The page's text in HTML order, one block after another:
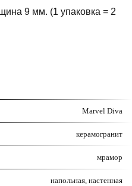
9 мм. (1 упаковка = 2
Marvel Diva
керамогранит
мрамор
напольная, настенная